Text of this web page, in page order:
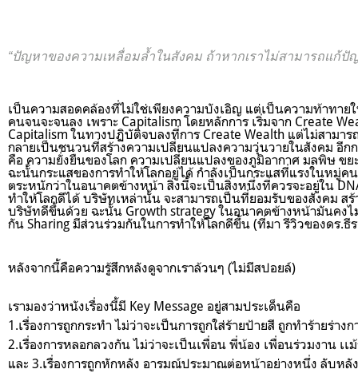
“ปัญหาของความเหลื่อมล้ำในสังคม ถ้าหากเราไม่สามารถแก้ปั
เป็นความสอดคล้องที่ไม่ใช่เพียงความบังเอิญ แต่เป็นความท้าทา
คนจนจะจนลง เพราะ Capitalism โดยหลักการ เริ่มจาก Create
Capitalism ในทางปฏิบัติจบลงที่การ Create Wealth แต่ไม่สามา
กลายเป็นชนวนที่สร้างความเปลี่ยนแปลงความวุ่นวายในสังคม อีก
คือ ความยั่งยืนของโลก ความเปลี่ยนแปลงของภูมิอากาศ มลพิษ ข
ฉะนั้นกระแสของการทำให้โลกอยู่ได้ กำลังเป็นกระแสที่แรงในหมู่
ตระหนักว่าในอนาคตข้างหน้า สิ่งนี้จะเป็นสิ่งหนึ่งที่ควรจะอยู่ใน
ทำให้โลกดีได้ บริษัทเหล่านั้น จะสามารถเป็นที่ยอมรับของสังคม ส
บริษัทดีขึ้นด้วย ฉะนั้น Growth strategy ในอนาคตข้างหน้ามันคง
กัน Sharing มีส่วนร่วมกันในการทำให้โลกดีขึ้น (ที่มา รีวิวของดร.
หลังจากนี้คือความรู้สึกหลังดูจากเราล้วนๆ (ไม่มีสปอยล์)
เรามองว่าหนังเรื่องนี้มี Key Message อยู่สามประเด็นคือ
1.เรื่องการถูกกระทำ ไม่ว่าจะเป็นการถูกใส่ร้ายป้ายสี ถูกทำร้ายร่าง
2.เรื่องการหลอกลวงกัน ไม่ว่าจะเป็นเพื่อน พี่น้อง เพื่อนร่วมงาน เ
และ 3.เรื่องการถูกหักหลัง อารมณ์ประมาณต่อหน้าอย่างหนึ่ง ลับหลั